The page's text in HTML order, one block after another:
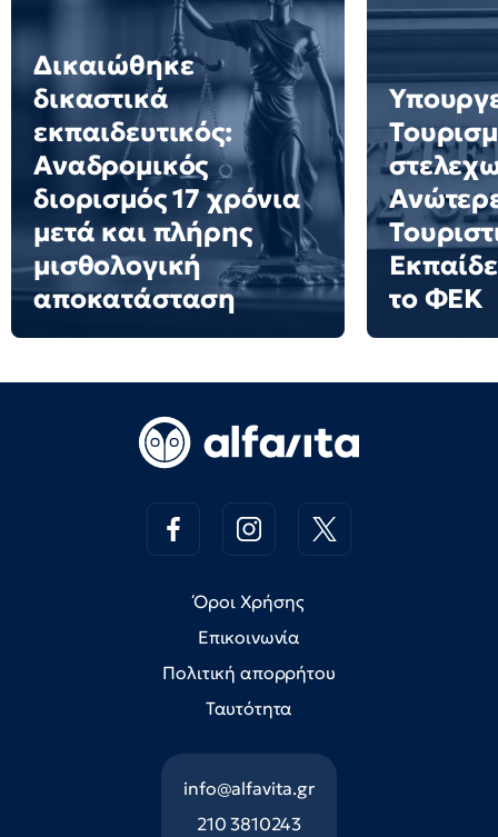
Δικαιώθηκε
δικαστικά
εκπαιδευτικός:
Αναδρομικός
διορισμός 17 χρόνια
μετά και πλήρης
μισθολογική
αποκατάσταση
το ΦΕΚ
Όροι Χρήσης
Επικοινωνία
Πολιτική απορρήτου
Ταυτότητα
info@alfavita.gr
210 3810243